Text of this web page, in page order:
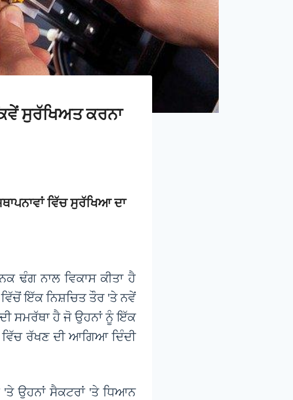
ਸੁਰੱਖਿਅਤ ਕਰਨਾ
ਵਿੱਚ ਸੁਰੱਖਿਆ ਦਾ
ਢੰਗ ਨਾਲ ਵਿਕਾਸ ਕੀਤਾ ਹੈ
ਇੱਕ ਨਿਸ਼ਚਿਤ ਤੌਰ 'ਤੇ ਨਵੇਂ
ਸਮਰੱਥਾ ਹੈ ਜੋ ਉਹਨਾਂ ਨੂੰ ਇੱਕ
ਰੱਖਣ ਦੀ ਆਗਿਆ ਦਿੰਦੀ
ਉਹਨਾਂ ਸੈਕਟਰਾਂ 'ਤੇ ਧਿਆਨ